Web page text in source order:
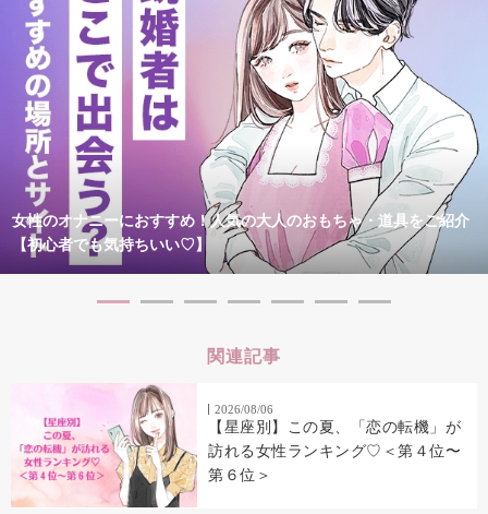
女性のオナニーにおすすめ！人気の大人のおもちゃ・道具をご紹介
【初心者でも気持ちいい♡】
関連記事
2026/08/06
【星座別】この夏、「恋の転機」が
訪れる女性ランキング♡＜第４位〜
第６位＞